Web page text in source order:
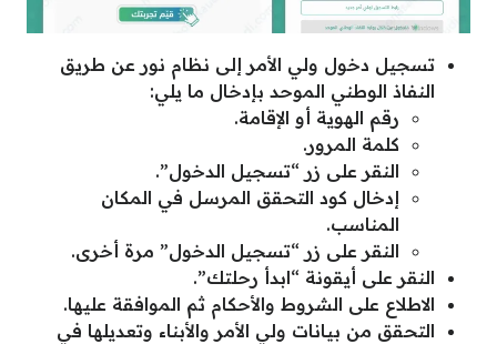
تسجيل دخول ولي الأمر إلى نظام نور عن طريق
النفاذ الوطني الموحد بإدخال ما يلي:
رقم الهوية أو الإقامة.
كلمة المرور.
النقر على زر “تسجيل الدخول”.
إدخال كود التحقق المرسل في المكان
المناسب.
النقر على زر “تسجيل الدخول” مرة أخرى.
النقر على أيقونة “ابدأ رحلتك”.
الاطلاع على الشروط والأحكام ثم الموافقة عليها.
التحقق من بيانات ولي الأمر والأبناء وتعديلها في